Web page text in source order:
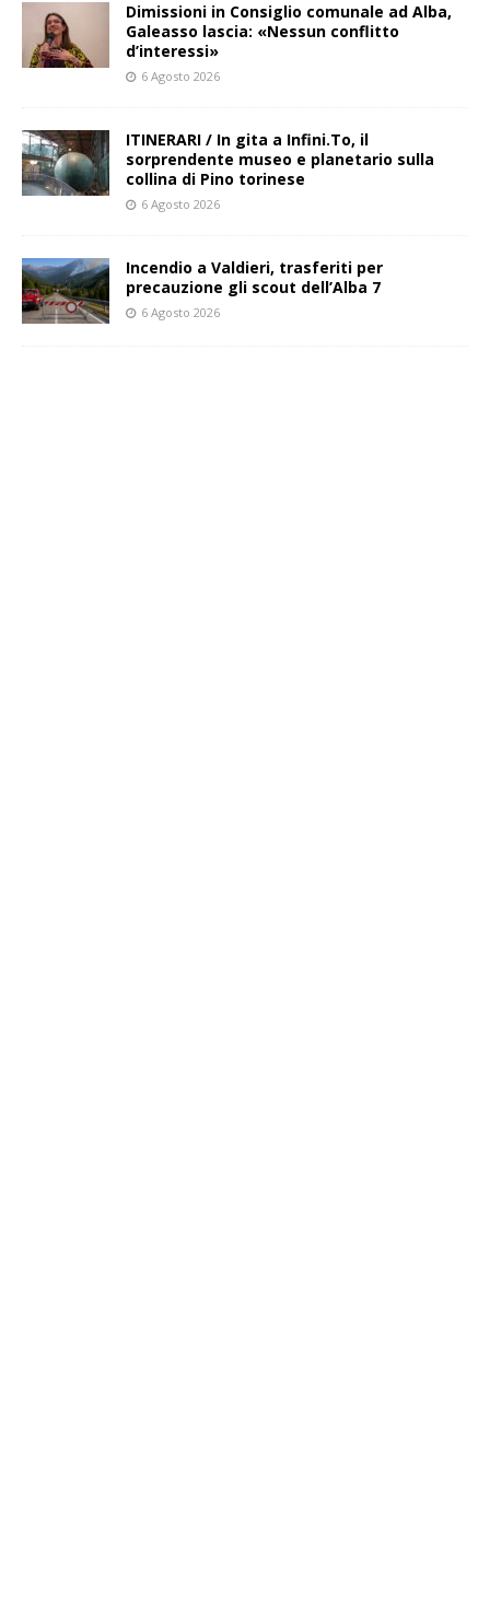
Dimissioni in Consiglio comunale ad Alba,
Galeasso lascia: «Nessun conflitto
d’interessi»
6 Agosto 2026
ITINERARI / In gita a Infini.To, il
sorprendente museo e planetario sulla
collina di Pino torinese
6 Agosto 2026
Incendio a Valdieri, trasferiti per
precauzione gli scout dell’Alba 7
6 Agosto 2026